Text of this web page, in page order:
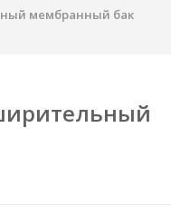
мембранный бак